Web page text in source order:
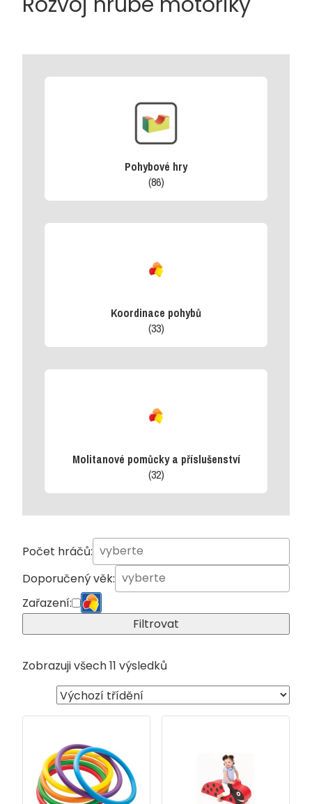
Pohybové hry
(86)
Koordinace pohybů
(33)
Molitanové pomůcky a příslušenství
(32)
Počet hráčů:
Doporučený věk:
Zařazení:
Filtrovat
Zobrazuji všech 11 výsledků